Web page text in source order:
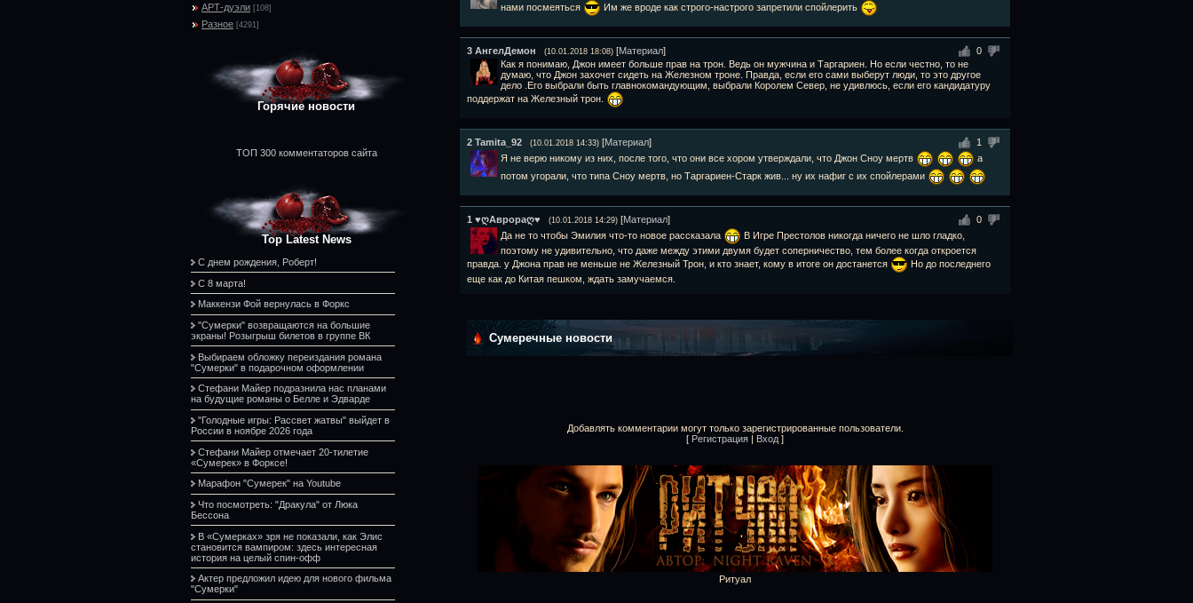
АРТ-дуэли [108]
Разное [4291]
Горячие новости
ТОП 300 комментаторов сайта
Top Latest News
С днем рождения, Роберт!
С 8 марта!
Маккензи Фой вернулась в Форкс
"Сумерки" возвращаются на большие
экраны! Розыгрыш билетов в группе ВК
Выбираем обложку переиздания романа
"Сумерки" в подарочном оформлении
Стефани Майер подразнила нас планами
на будущие романы о Белле и Эдварде
"Голодные игры: Рассвет жатвы" выйдет в
России в ноябре 2026 года
Стефани Майер отмечает 20-тилетие
«Сумерек» в Форксе!
Марафон "Сумерек" на Youtube
Что посмотреть: "Дракула" от Люка
Бессона
В «Сумерках» зря не показали, как Элис
становится вампиром: здесь интересная
история на целый спин-офф
Актер предложил идею для нового фильма
"Сумерки"
нами посмеяться
Им же вроде как строго-настрого запретили спойлерить
0
3 АнгелДемон (10.01.2018 18:08) [Материал]
Как я понимаю, Джон имеет больше прав на трон. Ведь он мужчина и Таргариен. Но если честно, то не
думаю, что Джон захочет сидеть на Железном троне. Правда, если его сами выберут люди, то это другое
дело .Его выбрали быть главнокомандующим, выбрали Королем Север, не удивлюсь, если его кандидатуру
поддержат на Железный трон.
1
2 Tamita_92 (10.01.2018 14:33) [Материал]
Я не верю никому из них, после того, что они все хором утверждали, что Джон Сноу мертв
а
потом угорали, что типа Сноу мертв, но Таргариен-Старк жив... ну их нафиг с их спойлерами
0
1 ♥ღАврораღ♥ (10.01.2018 14:29) [Материал]
Да не то чтобы Эмилия что-то новое рассказала
В Игре Престолов никогда ничего не шло гладко,
поэтому не удивительно, что даже между этими двумя будет соперничество, тем более когда откроется
правда. у Джона прав не меньше не Железный Трон, и кто знает, кому в итоге он достанется
Но до последнего
еще как до Китая пешком, ждать замучаемся.
Сумеречные новости
Добавлять комментарии могут только зарегистрированные пользователи.
[ Регистрация | Вход ]
Ритуал